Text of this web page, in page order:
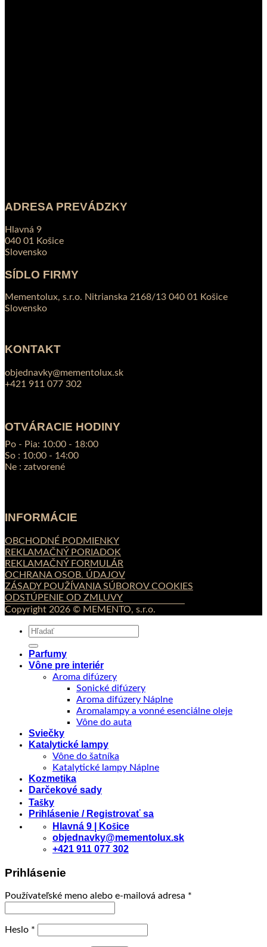
ADRESA PREVÁDZKY
Hlavná 9
040 01 Košice
Slovensko
SÍDLO FIRMY
Mementolux, s.r.o. Nitrianska 2168/13 040 01 Košice
Slovensko
KONTAKT
objednavky@mementolux.sk
+421 911 077 302
OTVÁRACIE HODINY
Po - Pia: 10:00 - 18:00
So : 10:00 - 14:00
Ne : zatvorené
INFORMÁCIE
OBCHODNÉ PODMIENKY
REKLAMAČNÝ PORIADOK
REKLAMAČNÝ FORMULÁR
OCHRANA OSOB. ÚDAJOV
ZÁSADY POUŽÍVANIA SÚBOROV COOKIES
ODSTÚPENIE OD ZMLUVY
Copyright 2026 © MEMENTO, s.r.o.
Hľadať:
Parfumy
Vône pre interiér
Aroma difúzery
Sonické difúzery
Aroma difúzery Náplne
Aromalampy a vonné esenciálne oleje
Vône do auta
Sviečky
Katalytické lampy
Vône do šatníka
Katalytické lampy Náplne
Kozmetika
Darčekové sady
Tašky
Prihlásenie / Registrovať sa
Hlavná 9 | Košice
objednavky@mementolux.sk
+421 911 077 302
Prihlásenie
Používateľské meno alebo e-mailová adresa *
Heslo *